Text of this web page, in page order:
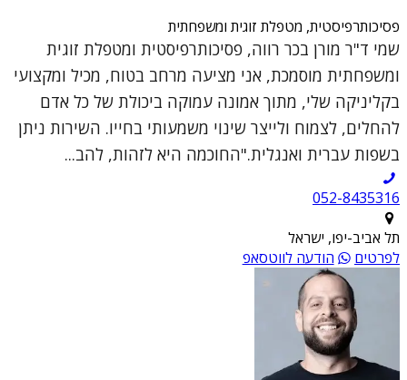
פסיכותרפיסטית, מטפלת זוגית ומשפחתית
שמי ד"ר מורן בכר רווה, פסיכותרפיסטית ומטפלת זוגית
ומשפחתית מוסמכת, אני מציעה מרחב בטוח, מכיל ומקצועי
בקליניקה שלי, מתוך אמונה עמוקה ביכולת של כל אדם
להחלים, לצמוח ולייצר שינוי משמעותי בחייו. השירות ניתן
בשפות עברית ואנגלית."החוכמה היא לזהות, להב...
052-8435316
תל אביב-יפו, ישראל
לפרטים
הודעה לווטסאפ